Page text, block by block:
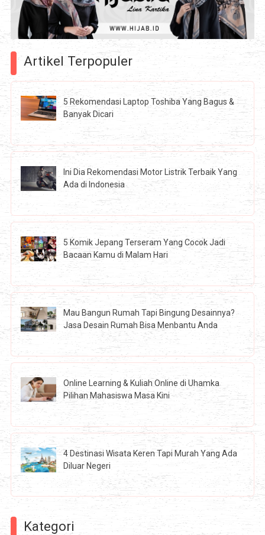
Artikel Terpopuler
5 Rekomendasi Laptop Toshiba Yang Bagus &
Banyak Dicari
Ini Dia Rekomendasi Motor Listrik Terbaik Yang
Ada di Indonesia
5 Komik Jepang Terseram Yang Cocok Jadi
Bacaan Kamu di Malam Hari
Mau Bangun Rumah Tapi Bingung Desainnya?
Jasa Desain Rumah Bisa Menbantu Anda
Online Learning & Kuliah Online di Uhamka
Pilihan Mahasiswa Masa Kini
4 Destinasi Wisata Keren Tapi Murah Yang Ada
Diluar Negeri
Kategori